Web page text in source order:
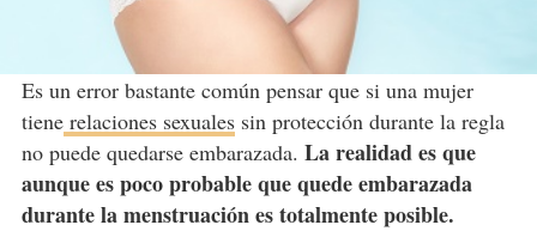
Es un error bastante común pensar que si una mujer
tienerelaciones sexualessin protección durante la regla
no puede quedarse embarazada. La realidad es que
aunque es poco probable que quede embarazada
durante la menstruación es totalmente posible.